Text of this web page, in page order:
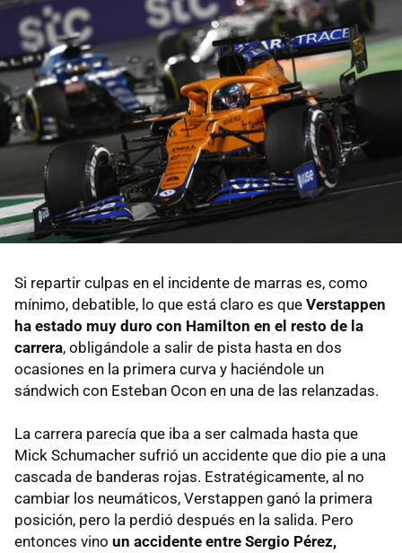
Si repartir culpas en el incidente de marras es, como
mínimo, debatible, lo que está claro es que Verstappen
ha estado muy duro con Hamilton en el resto de la
carrera, obligándole a salir de pista hasta en dos
ocasiones en la primera curva y haciéndole un
sándwich con Esteban Ocon en una de las relanzadas.
La carrera parecía que iba a ser calmada hasta que
Mick Schumacher sufrió un accidente que dio pie a una
cascada de banderas rojas. Estratégicamente, al no
cambiar los neumáticos, Verstappen ganó la primera
posición, pero la perdió después en la salida. Pero
entonces vino un accidente entre Sergio Pérez,